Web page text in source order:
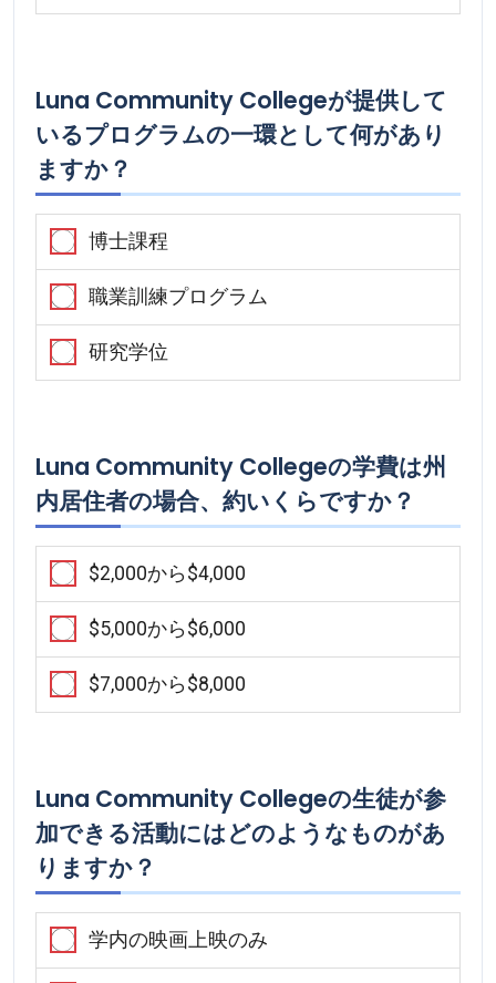
Luna Community Collegeが提供して
いるプログラムの一環として何があり
ますか？
博士課程
職業訓練プログラム
研究学位
Luna Community Collegeの学費は州
内居住者の場合、約いくらですか？
$2,000から$4,000
$5,000から$6,000
$7,000から$8,000
Luna Community Collegeの生徒が参
加できる活動にはどのようなものがあ
りますか？
学内の映画上映のみ